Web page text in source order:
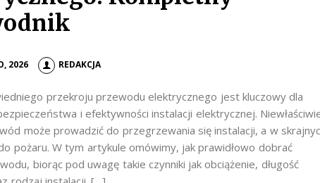
2026 REDAKCJA
przekroju przewodu elektrycznego jest kluczowy dla
i efektywności instalacji elektrycznej.
może prowadzić do przegrzewania się instalacji, a w
pożaru. W tym artykule omówimy, jak prawidłowo dobrać
biorąc pod uwagę takie czynniki jak obciążenie, długość